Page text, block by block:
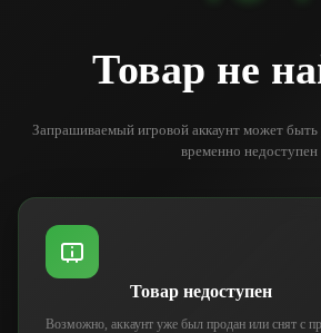
Товар не
Запрашиваемый игровой аккаунт может
временно недоступен
Товар недоступен
Возможно, аккаунт уже был продан или снят с